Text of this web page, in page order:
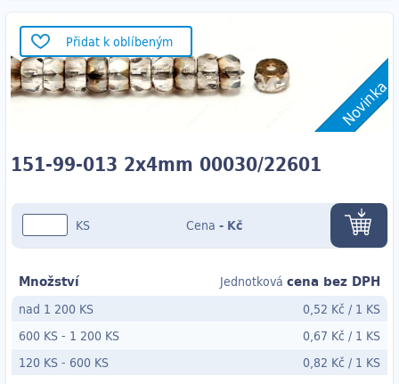
Přidat k oblíbeným
Novinka
151-99-013 2x4mm 00030/22601
KS Cena - Kč
Množství Jednotková cena bez DPH
nad 1 200 KS 0,52 Kč / 1 KS
600 KS- 1 200 KS 0,67 Kč / 1 KS
120 KS- 600 KS 0,82 Kč / 1 KS